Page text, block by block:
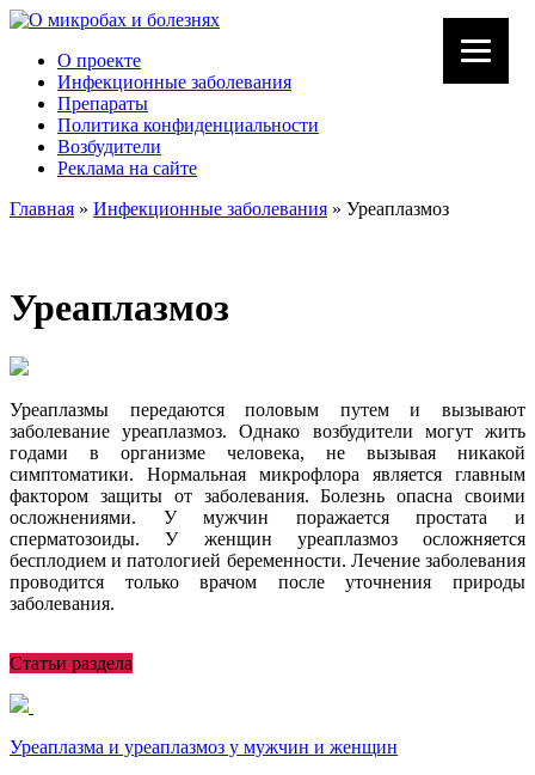
О проекте
Инфекционные заболевания
Препараты
Политика конфиденциальности
Возбудители
Реклама на сайте
Главная » Инфекционные заболевания » Уреаплазмоз
Уреаплазмоз
Уреаплазмы передаются половым путем и вызывают
заболевание уреаплазмоз. Однако возбудители могут жить
годами в организме человека, не вызывая никакой
симптоматики. Нормальная микрофлора является главным
фактором защиты от заболевания. Болезнь опасна своими
осложнениями. У мужчин поражается простата и
сперматозоиды. У женщин уреаплазмоз осложняется
бесплодием и патологией беременности. Лечение заболевания
проводится только врачом после уточнения природы
заболевания.
Статьи раздела
Уреаплазма и уреаплазмоз у мужчин и женщин